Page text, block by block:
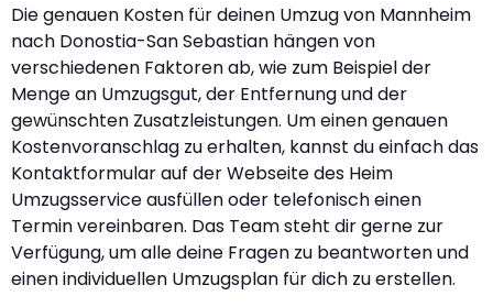
Die genauen Kosten für deinen Umzug von Mannheim
nach Donostia-San Sebastian hängen von
verschiedenen Faktoren ab, wie zum Beispiel der
Menge an Umzugsgut, der Entfernung und der
gewünschten Zusatzleistungen. Um einen genauen
Kostenvoranschlag zu erhalten, kannst du einfach das
Kontaktformular auf der Webseite des Heim
Umzugsservice ausfüllen oder telefonisch einen
Termin vereinbaren. Das Team steht dir gerne zur
Verfügung, um alle deine Fragen zu beantworten und
einen individuellen Umzugsplan für dich zu erstellen.